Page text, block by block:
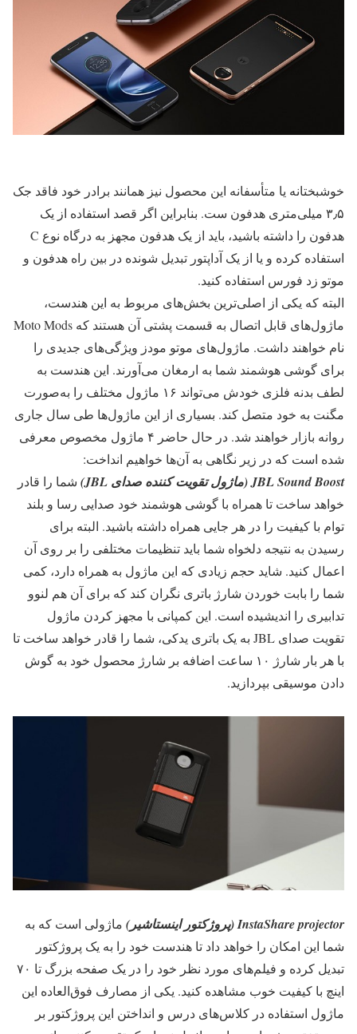
خوشبختانه یا متأسفانه این محصول نیز همانند برادر خود فاقد جک
۳٫۵ میلی‌متری هدفون ست. بنابراین اگر قصد استفاده از یک
هدفون را داشته باشید، باید از یک هدفون مجهز به درگاه نوع C
استفاده کرده و یا از یک آداپتور تبدیل شونده در بین راه هدفون و
موتو زد فورس استفاده کنید.
البته که یکی از اصلی‌ترین بخش‌های مربوط به این هندست،
ماژول‌های قابل اتصال به قسمت پشتی آن هستند که Moto Mods
نام خواهند داشت. ماژول‌های موتو مودز ویژگی‌های جدیدی را
برای گوشی هوشمند شما به ارمغان می‌آورند. این هندست به
لطف بدنه فلزی خودش می‌تواند ۱۶ ماژول مختلف را به‌صورت
مگنت به خود متصل کند. بسیاری از این ماژول‌ها طی سال جاری
روانه بازار خواهند شد. در حال حاضر ۴ ماژول مخصوص معرفی
شده است که در زیر نگاهی به آن‌ها خواهیم انداخت:
JBL Sound Boost (ماژول تقویت کننده صدای JBL)
شما را قادر
خواهد ساخت تا همراه با گوشی هوشمند خود صدایی رسا و بلند
توام با کیفیت را در هر جایی همراه داشته باشید. البته برای
رسیدن به نتیجه دلخواه شما باید تنظیمات مختلفی را بر روی آن
اعمال کنید. شاید حجم زیادی که این ماژول به همراه دارد، کمی
شما را بابت خوردن شارژ باتری نگران کند که برای آن هم لنوو
تدابیری را اندیشیده است. این کمپانی با مجهز کردن ماژول
تقویت صدای JBL به یک باتری یدکی، شما را قادر خواهد ساخت تا
با هر بار شارژ ۱۰ ساعت اضافه بر شارژ محصول خود به گوش
دادن موسیقی بپردازید.
InstaShare projector (پروژکتور اینستاشیر)
ماژولی است که به
شما این امکان را خواهد داد تا هندست خود را به یک پروژکتور
تبدیل کرده و فیلم‌های مورد نظر خود را در یک صفحه بزرگ تا ۷۰
اینچ با کیفیت خوب مشاهده کنید. یکی از مصارف فوق‌العاده این
ماژول استفاده در کلاس‌های درس و انداختن این پروژکتور بر